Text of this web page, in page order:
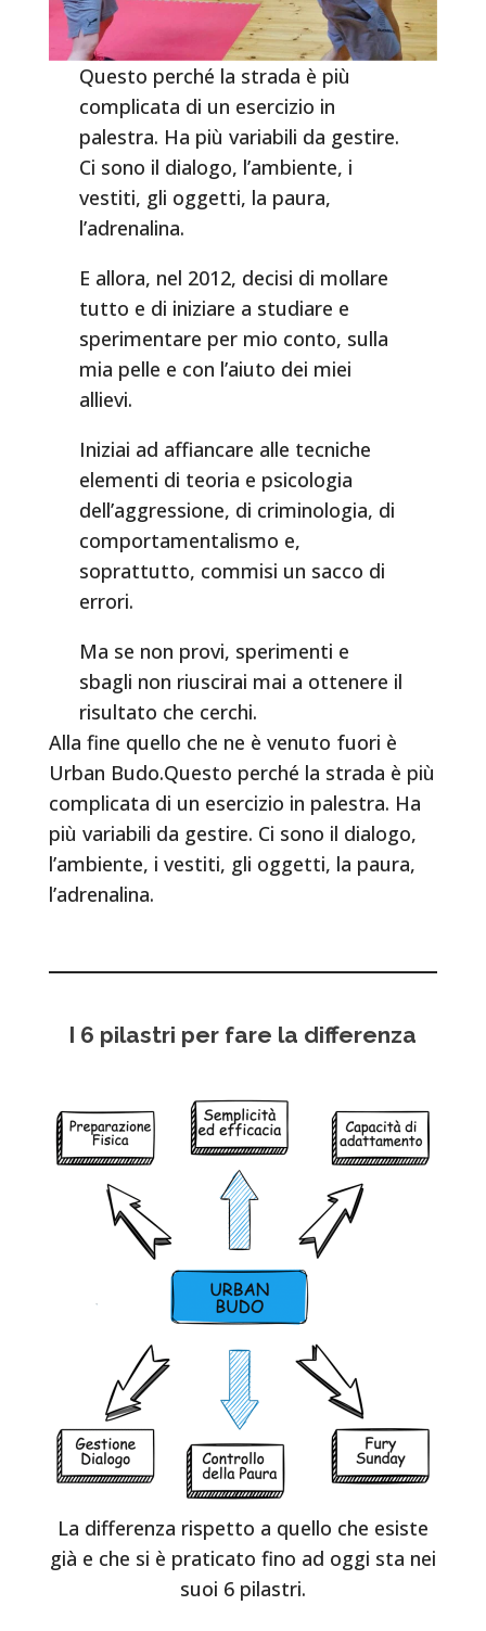
Questo perché la strada è più
complicata di un esercizio in
palestra. Ha più variabili da gestire.
Ci sono il dialogo, l’ambiente, i
vestiti, gli oggetti, la paura,
l’adrenalina.
E allora, nel 2012, decisi di mollare
tutto e di iniziare a studiare e
sperimentare per mio conto, sulla
mia pelle e con l’aiuto dei miei
allievi.
Iniziai ad affiancare alle tecniche
elementi di teoria e psicologia
dell’aggressione, di criminologia, di
comportamentalismo e,
soprattutto, commisi un sacco di
errori.
Ma se non provi, sperimenti e
sbagli non riuscirai mai a ottenere il
risultato che cerchi.
Alla fine quello che ne è venuto fuori è
Urban Budo.Questo perché la strada è più
complicata di un esercizio in palestra. Ha
più variabili da gestire. Ci sono il dialogo,
l’ambiente, i vestiti, gli oggetti, la paura,
l’adrenalina.
I 6 pilastri per fare la differenza
La differenza rispetto a quello che esiste
già e che si è praticato fino ad oggi sta nei
suoi 6 pilastri.